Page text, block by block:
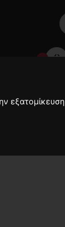
εξατομίκευση
0